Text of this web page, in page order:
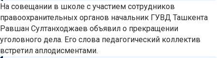
На совещании в школе с участием сотрудников
правоохранительных органов начальник ГУВД Ташкента
Равшан Султанходжаев объявил о прекращении
уголовного дела. Его слова педагогический коллектив
встретил аплодисментами.